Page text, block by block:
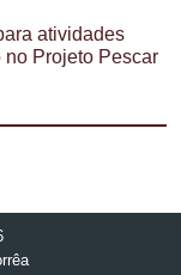
atividades
Projeto Pescar